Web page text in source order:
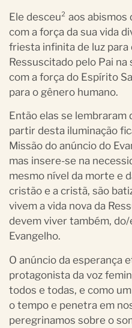
Ele desceu² aos
com a força da sua vida
friesta infinita de luz para
Ressuscitado pelo Pai na
com a força do Espírito
para o gênero humano.
Então elas se lembraram
partir desta iluminação
Missão do anúncio do
mas insere-se na
mesmo nível da morte e
cristão e a cristã, são
vivem a vida nova da
devem viver também, do/
Evangelho.
O anúncio da esperança
protagonista da voz
todos e todas, e como
o tempo e penetra em
peregrinamos sobre o